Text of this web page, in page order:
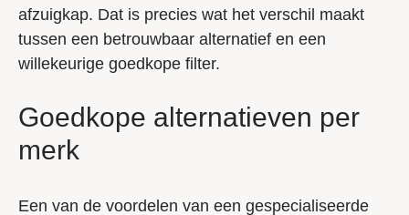
afzuigkap. Dat is precies wat het verschil maakt
tussen een betrouwbaar alternatief en een
willekeurige goedkope filter.
Goedkope alternatieven per
merk
Een van de voordelen van een gespecialiseerde